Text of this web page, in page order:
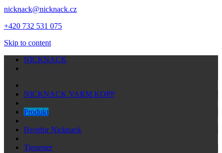
nicknack@nicknack.cz
+420 732 531 075
Skip to content
NICKNACK
NICKNACK VARM KOPP
Produkt
Hvorfor Nicknack
Tjenester